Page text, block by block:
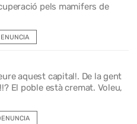
pels mamifers de
aquest capital!. De la gent
El poble està cremat. Voleu,